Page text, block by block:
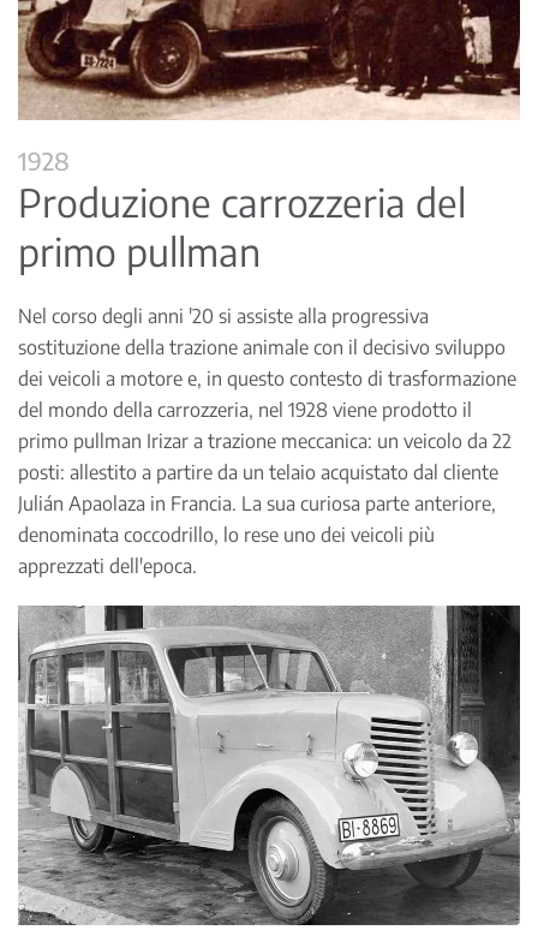
1928
Produzione carrozzeria del
primo pullman
Nel corso degli anni '20 si assiste alla progressiva
sostituzione della trazione animale con il decisivo sviluppo
dei veicoli a motore e, in questo contesto di trasformazione
del mondo della carrozzeria, nel 1928 viene prodotto il
primo pullman Irizar a trazione meccanica: un veicolo da 22
posti: allestito a partire da un telaio acquistato dal cliente
Julián Apaolaza in Francia. La sua curiosa parte anteriore,
denominata coccodrillo, lo rese uno dei veicoli più
apprezzati dell'epoca.